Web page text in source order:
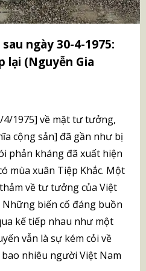
ngày 30-4-1975:
lại (Nguyễn Gia
1975] về mặt tư tưởng,
cộng sản] đã gần như bị
phản kháng đã xuất hiện
mùa xuân Tiệp Khắc. Một
về tư tưởng của Việt
biến cố đáng buồn
kế tiếp nhau như một
vẫn là sự kém cỏi về
nhiêu người Việt Nam